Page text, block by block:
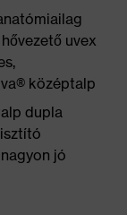
uvex
középtalp
dupla
jó